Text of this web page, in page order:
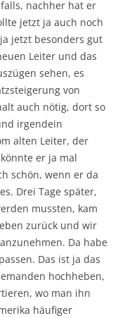
nachher hat er
jetzt ja auch noch
jetzt besonders gut
Leiter und das
sehen, es
von
auch nötig, dort so
irgendein
alten Leiter, der
er ja mal
schön, wenn er da
Drei Tage später,
mussten, kam
zurück und wir
Da habe
Das ist ja das
hochheben,
wo man ihn
häufiger